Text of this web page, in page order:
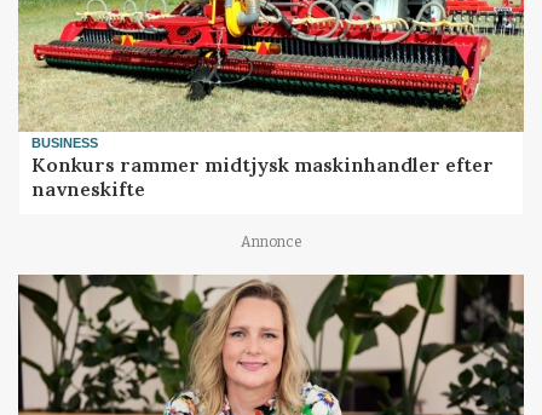
BUSINESS
Konkurs rammer midtjysk maskinhandler efter
navneskifte
Annonce